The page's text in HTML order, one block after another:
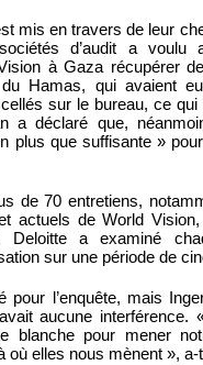
mis en travers de leur
d’audit a voulu
à Gaza récupérer
Hamas, qui avaient
sur le bureau, ce qui
a déclaré que,
plus que suffisante »
de 70 entretiens,
actuels de World
Deloitte a examiné
sur une période de
pour l’enquête, mais
aucune interférence.
blanche pour mener
où elles nous mènent », a-